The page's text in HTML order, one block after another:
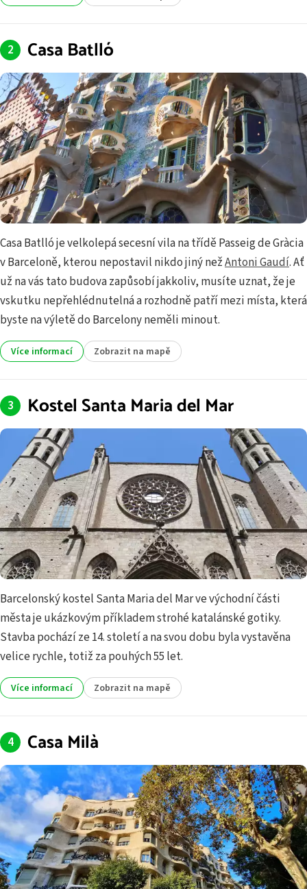
Casa Batlló
Casa Batlló je velkolepá secesní vila na třídě Passeig de Gràcia
v Barceloně, kterou nepostavil nikdo jiný nežAntoni Gaudí. Ať
už na vás tato budova zapůsobí jakkoliv, musíte uznat, že je
vskutku nepřehlédnutelná a rozhodně patří mezi místa, která
byste na výletě do Barcelony neměli minout.
Více informací Zobrazit na mapě
Kostel Santa Maria del Mar
Barcelonský kostel Santa Maria del Mar ve východní části
města je ukázkovým příkladem strohé katalánské gotiky.
Stavba pochází ze 14. století a na svou dobu byla vystavěna
velice rychle, totiž za pouhých 55 let.
Více informací Zobrazit na mapě
Casa Milà